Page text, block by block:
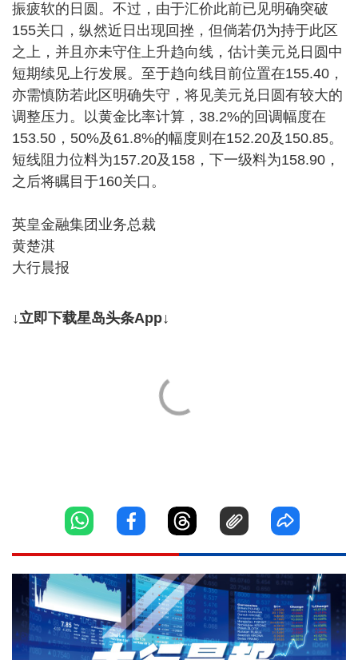
振疲软的日圆。不过，由于汇价此前已见明确突破
155关口，纵然近日出现回挫，但倘若仍为持于此区
之上，并且亦未守住上升趋向线，估计美元兑日圆中
短期续见上行发展。至于趋向线目前位置在155.40，
亦需慎防若此区明确失守，将见美元兑日圆有较大的
调整压力。以黄金比率计算，38.2%的回调幅度在
153.50，50%及61.8%的幅度则在152.20及150.85。
短线阻力位料为157.20及158，下一级料为158.90，
之后将瞩目于160关口。
英皇金融集团业务总裁
黄楚淇
大行晨报
↓立即下载星岛头条App↓